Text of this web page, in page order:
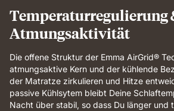
breathable
comfort.
Temperaturregulierung
Atmungsaktivität
Die offene Struktur der Emma AirGrid®
atmungsaktive Kern und der kühlende
der Matratze zirkulieren und Hitze
passive Kühlsytem bleibt Deine
Nacht über stabil, so dass Du länger und